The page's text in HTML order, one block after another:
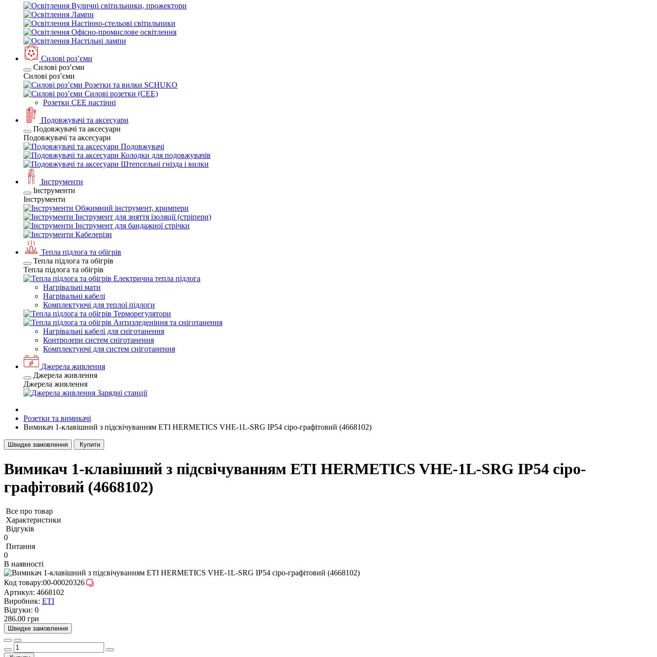
Вуличні світильники, прожектори
Лампи
Настінно-стельові світильники
Офісно-промислове освітлення
Настільні лампи
Силові розʼєми
Силові розʼєми
Силові розʼєми
Розетки та вилки SCHUKO
Силові розетки (CEE)
Розетки CEE настінні
Подовжувачі та аксесуари
Подовжувачі та аксесуари
Подовжувачі та аксесуари
Подовжувачі
Колодки для подовжувачів
Штепсельні гнізда і вилки
Інструменти
Інструменти
Інструменти
Обжимний інструмент, кримпери
Інструмент для зняття ізоляції (стріпери)
Інструмент для бандажної стрічки
Кабелерізи
Тепла підлога та обігрів
Тепла підлога та обігрів
Тепла підлога та обігрів
Електрична тепла підлога
Нагрівальні мати
Нагрівальні кабелі
Комплектуючі для теплої підлоги
Терморегулятори
Антизледеніння та сніготанення
Нагрівальні кабелі для сніготанення
Контролери систем сніготанення
Комплектуючі для систем сніготанення
Джерела живлення
Джерела живлення
Джерела живлення
Зарядні станції
Розетки та вимикачі
Вимикач 1-клавішний з підсвічуванням ETI HERMETICS VHE-1L-SRG IP54 сіро-графітовий (4668102)
Швидке замовлення Купити
Вимикач 1-клавішний з підсвічуванням ETI HERMETICS VHE-1L-SRG IP54 сіро-
графітовий (4668102)
Все про товар
Характеристики
Відгуків
0
Питання
0
В наявності
Код товару:00-00020326
Артикул: 4668102
Виробник: ETI
Відгуки: 0
286.00 грн
Швидке замовлення